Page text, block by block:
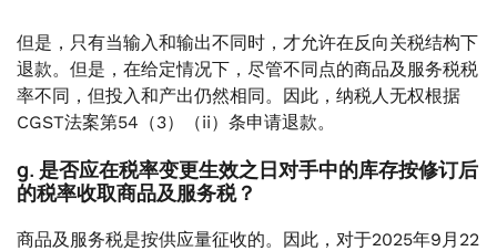
但是，只有当输入和输出不同时，才允许在反向关税结构下
退款。但是，在给定情况下，尽管不同点的商品及服务税税
率不同，但投入和产出仍然相同。因此，纳税人无权根据
CGST法案第54（3）（ii）条申请退款。
g. 是否应在税率变更生效之日对手中的库存按修订后
的税率收取商品及服务税？
商品及服务税是按供应量征收的。因此，对于2025年9月22